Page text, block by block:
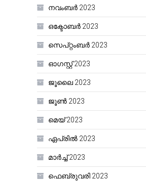
നവംബർ 2023
ഒക്ടോബർ 2023
സെപ്റ്റംബർ 2023
ഓഗസ്റ്റ്‌ 2023
ജൂലൈ 2023
ജൂൺ 2023
മെയ്‌ 2023
ഏപ്രിൽ 2023
മാർച്ച്‌ 2023
ഫെബ്രുവരി 2023